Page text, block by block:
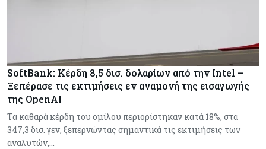
SoftBank: Κέρδη 8,5 δισ. δολαρίων από την Intel –
Ξεπέρασε τις εκτιμήσεις εν αναμονή της εισαγωγής
της OpenAI
Τα καθαρά κέρδη του ομίλου περιορίστηκαν κατά 18%, στα
347,3 δισ. γεν, ξεπερνώντας σημαντικά τις εκτιμήσεις των
αναλυτών,…